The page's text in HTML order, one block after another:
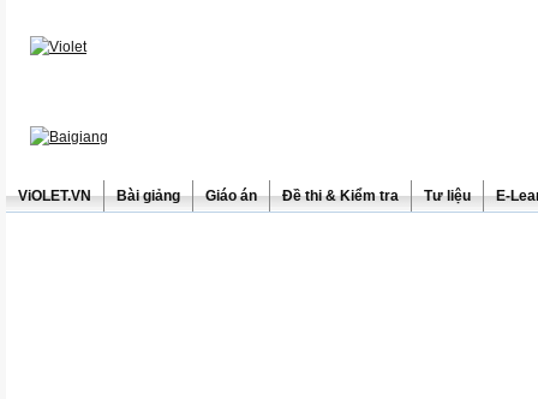
ViOLET.VN Bài giảng Giáo án Đề thi & Kiểm tra Tư liệu E-